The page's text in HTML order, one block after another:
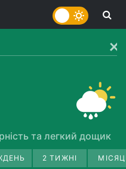
та легкий дощик
2 ТИЖНІ